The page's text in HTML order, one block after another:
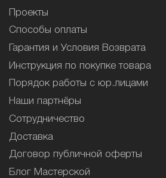
Проекты
Способы оплаты
Гарантия и Условия Возврата
Инструкция по покупке товара
Порядок работы с юр.лицами
Наши партнёры
Сотрудничество
Доставка
Договор публичной оферты
Блог Мастерской